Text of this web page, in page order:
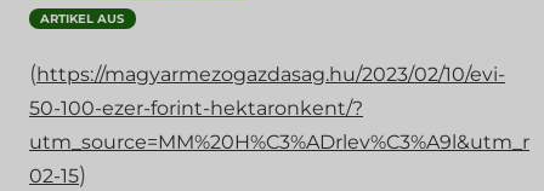
ARTIKEL AUS
(https://magyarmezogazdasag.hu/2023/02/10/evi-
50-100-ezer-forint-hektaronkent/?
02-15)